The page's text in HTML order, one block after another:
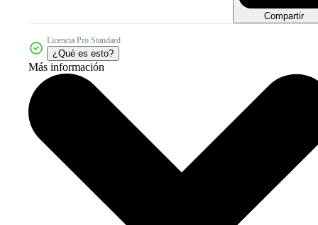
Compartir
Licencia Pro Standard
¿Qué es esto?
Más información